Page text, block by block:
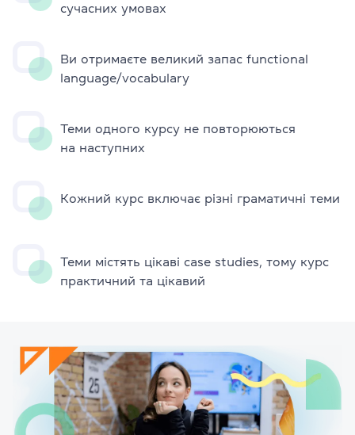
сучасних умовах
Ви отримаєте великий запас functional
language/vocabulary
Теми одного курсу не повторюються
на наступних
Кожний курс включає різні граматичні теми
Теми містять цікаві case studies, тому курс
практичний та цікавий